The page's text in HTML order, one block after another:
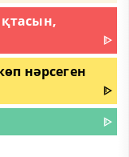
ᐈ
нәрсеген
ᐈ
ᐈ